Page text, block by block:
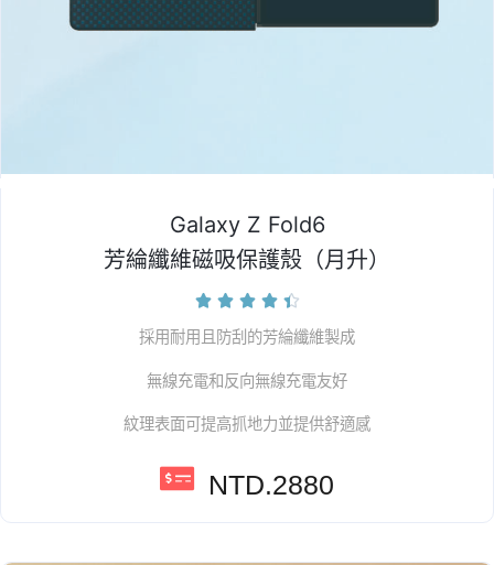
Galaxy Z Fold6
芳綸纖維磁吸保護殼（月升）
    
採用耐用且防刮的芳綸纖維製成
無線充電和反向無線充電友好
紋理表面可提高抓地力並提供舒適感
NTD.2880